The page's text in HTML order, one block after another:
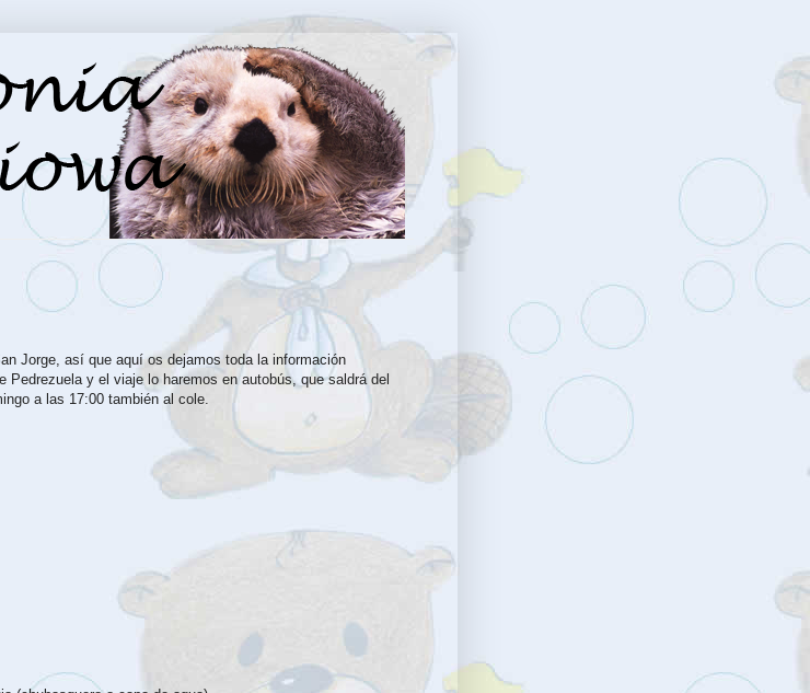
Jorge, así que aquí os dejamos toda la información
Pedrezuela y el viaje lo haremos en autobús, que saldrá del
a las 17:00 también al cole.